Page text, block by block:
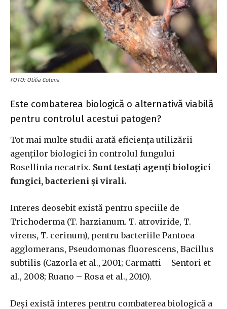
FOTO: Otilia Cotuna
Este combaterea biologică o alternativă viabilă
pentru controlul acestui patogen?
Tot mai multe studii arată eficiența utilizării
agenților biologici în controlul fungului
Rosellinia necatrix. Sunt testați agenți biologici
fungici, bacterieni și virali.
Interes deosebit există pentru speciile de
Trichoderma (T. harzianum. T. atroviride, T.
virens, T. cerinum), pentru bacteriile Pantoea
agglomerans, Pseudomonas fluorescens, Bacillus
subtilis (Cazorla et al., 2001; Carmatti – Sentori et
al., 2008; Ruano – Rosa et al., 2010).
Deși există interes pentru combaterea biologică a